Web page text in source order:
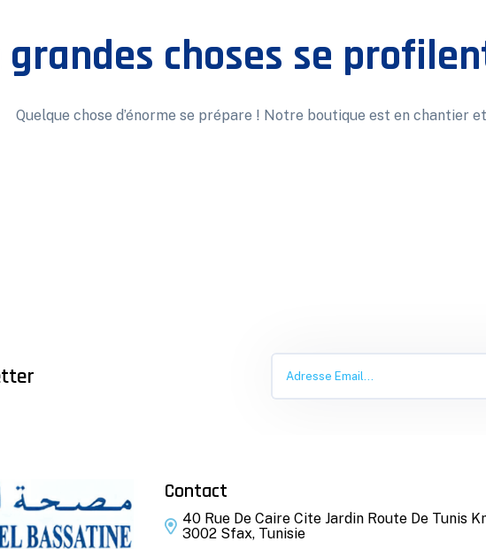
grandes choses se
Quelque chose d’énorme se prépare ! Notre boutique est en chantier
Contact
40 Rue De Caire Cite Jardin Route De Tunis
3002 Sfax, Tunisie